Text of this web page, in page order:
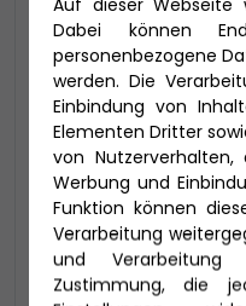
2-Bett
14-16,5 qm (bis zu
Auf dieser Webseite
Dabei können
personenbezogene
werden. Die
Einbindung von
Elementen Dritter
von Nutzerverhalten,
Werbung und
Funktion können
Verarbeitung
und Verarbeitung
Zustimmung, die